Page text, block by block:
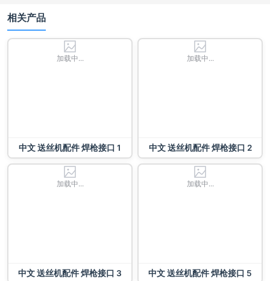
相关产品
加载中...
中文 送丝机配件 焊枪接口 1
加载中...
中文 送丝机配件 焊枪接口 2
加载中...
中文 送丝机配件 焊枪接口 3
加载中...
中文 送丝机配件 焊枪接口 5